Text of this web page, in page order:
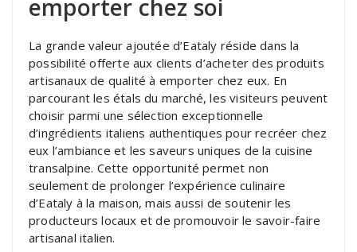
emporter chez soi
La grande valeur ajoutée d’Eataly réside dans la
possibilité offerte aux clients d’acheter des produits
artisanaux de qualité à emporter chez eux. En
parcourant les étals du marché, les visiteurs peuvent
choisir parmi une sélection exceptionnelle
d’ingrédients italiens authentiques pour recréer chez
eux l’ambiance et les saveurs uniques de la cuisine
transalpine. Cette opportunité permet non
seulement de prolonger l’expérience culinaire
d’Eataly à la maison, mais aussi de soutenir les
producteurs locaux et de promouvoir le savoir-faire
artisanal italien.